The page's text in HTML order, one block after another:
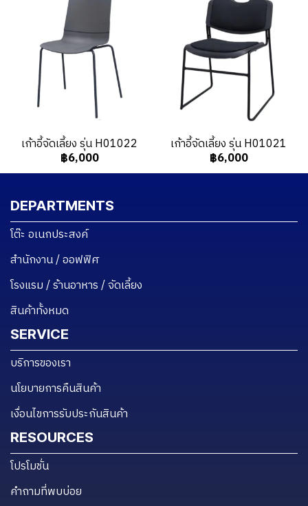
เก้าอี้จัดเลี้ยง รุ่น H01022
฿6,000
เก้าอี้จัดเลี้ยง รุ่น H01021
฿6,000
DEPARTMENTS
โต๊ะ อเนกประสงค์
สำนักงาน / ออฟฟิศ
โรงแรม / ร้านอาหาร / จัดเลี้ยง
สินค้าทั้งหมด
SERVICE
บริการของเรา
นโยบายการคืนสินค้า
เงื่อนไขการรับประกันสินค้า
RESOURCES
โปรโมชั่น
คำถามที่พบบ่อย